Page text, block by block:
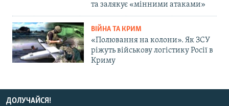
та залякує «мінними атаками»
ВІЙНА ТА КРИМ
«Полювання на колони». Як ЗСУ
ріжуть військову логістику Росії в
Криму
ДОЛУЧАЙСЯ!